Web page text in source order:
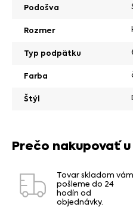
Podošva
Rozmer
Typ podpätku
Farba
Štýl
Prečo nakupovať u
Tovar skladom vám
pošleme do 24
hodín od
objednávky.